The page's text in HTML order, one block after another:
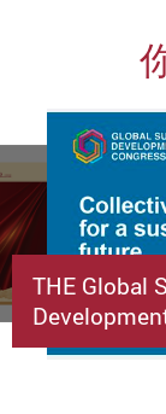
THE Global